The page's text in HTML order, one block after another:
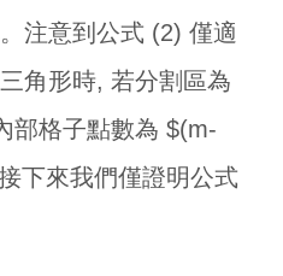
注意到公式 (2) 僅適
角形時, 若分割區為
部格子點數為 $(m-
下來我們僅證明公式